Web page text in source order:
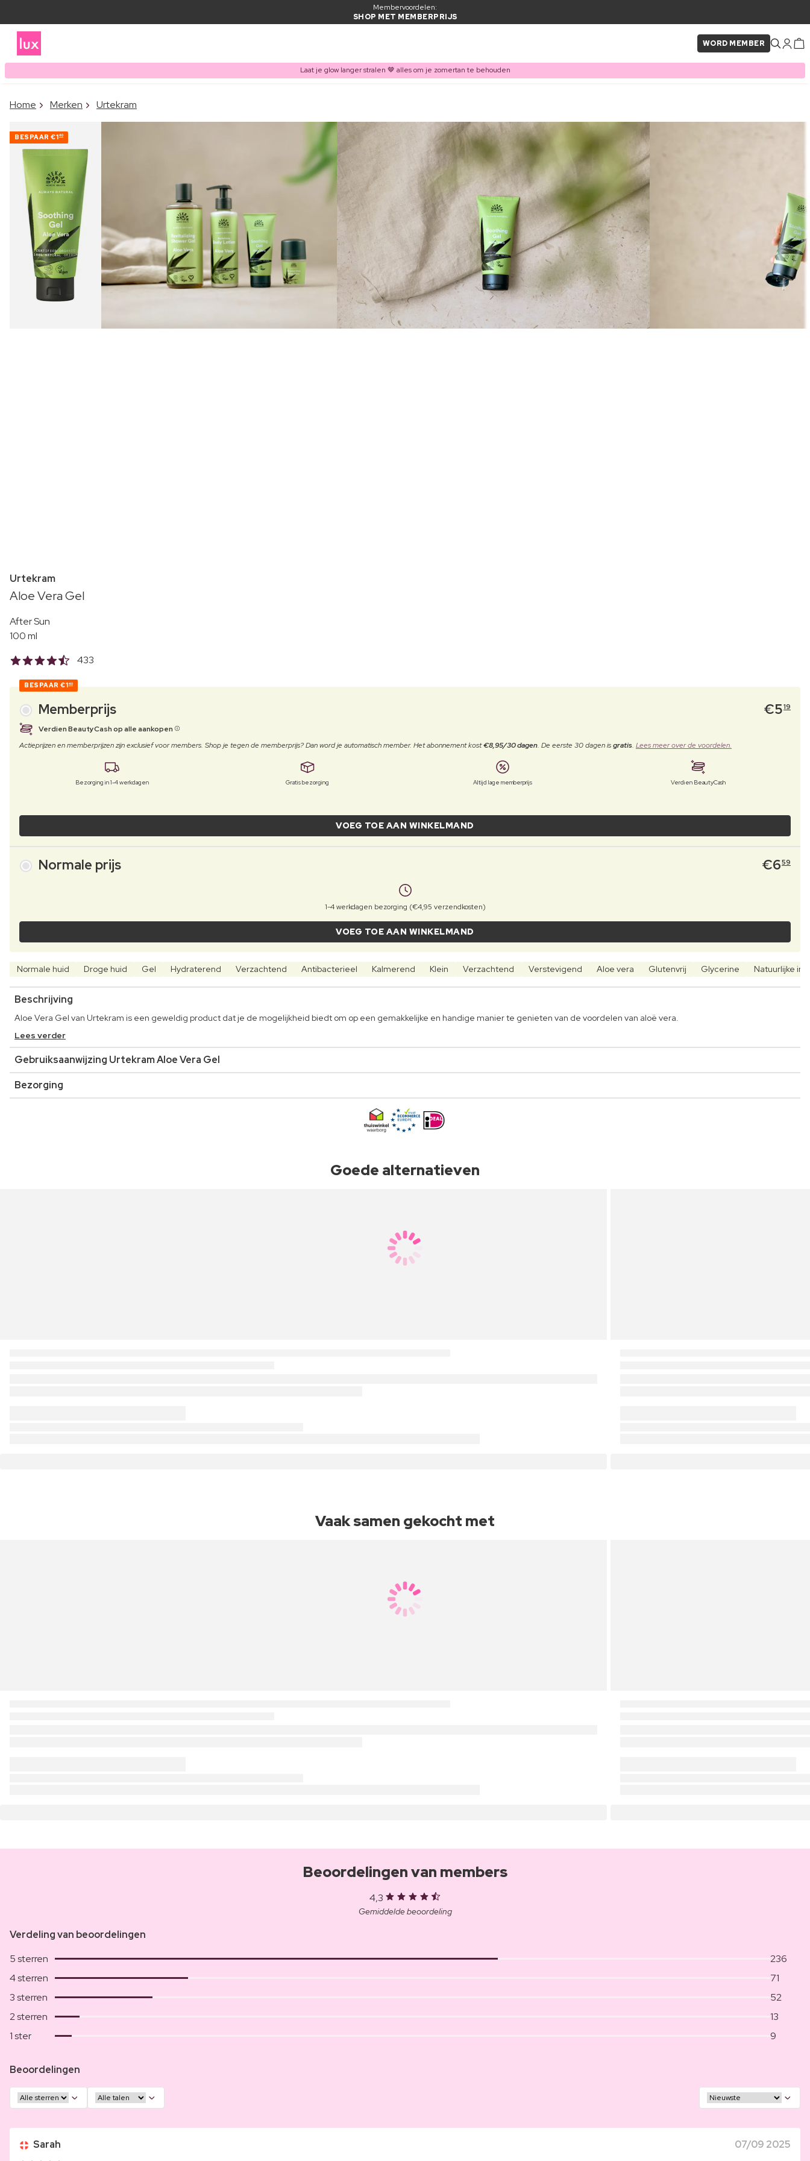
Membervoordelen:
SHOP MET MEMBERPRIJS
WORD MEMBER
Laat je glow langer stralen 🤎 alles om je zomertan te behouden
Home Merken Urtekram
BESPAAR €140
Urtekram
Aloe Vera Gel
After Sun
100 ml
433
BESPAAR €1 40
Memberprijs €519
Verdien BeautyCash op alle aankopen
Actieprijzen en memberprijzen zijn exclusief voor members. Shop je tegen de memberprijs? Dan word je automatisch member. Het abonnement kost€8,95/30 dagen. De eerste 30 dagen isgratis. Lees meer over de voordelen.
Bezorging in 1-4 werkdagen Gratis bezorging Altijd lage memberprijs Verdien BeautyCash
VOEG TOE AAN WINKELMAND
Normale prijs €659
1-4 werkdagen bezorging (€4,95 verzendkosten)
VOEG TOE AAN WINKELMAND
Normale huid Droge huid Gel Hydraterend Verzachtend Antibacterieel Kalmerend Klein Verzachtend Verstevigend Aloe vera Glutenvrij Glycerine Natuurlijke
Beschrijving
Aloe Vera Gel van Urtekram is een geweldig product dat je de mogelijkheid biedt om op een gemakkelijke en handige manier te genieten van de voordelen van aloë vera.
Lees verder
Gebruiksaanwijzing Urtekram Aloe Vera Gel
Bezorging
Goede alternatieven
Vaak samen gekocht met
Beoordelingen van members
4,3
Gemiddelde beoordeling
Verdeling van beoordelingen
5 sterren
236
4 sterren
71
3 sterren
52
2 sterren
13
1 ster
9
Beoordelingen
Sarah 07/09 2025